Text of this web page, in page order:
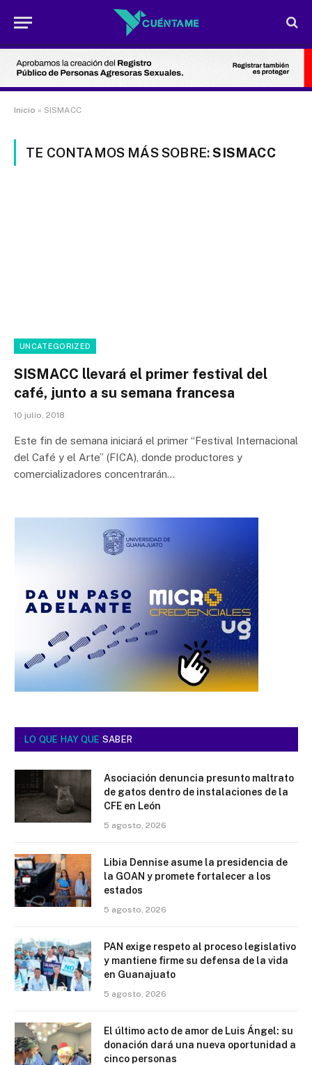
Inicio » SISMACC
TE CONTAMOS MÁS SOBRE:SISMACC
UNCATEGORIZED
SISMACC llevará el primer festival del
café, junto a su semana francesa
10 julio, 2018
Este fin de semana iniciará el primer “Festival Internacional
del Café y el Arte” (FICA), donde productores y
comercializadores concentrarán…
LO QUE HAY QUE SABER
Asociación denuncia presunto maltrato
de gatos dentro de instalaciones de la
CFE en León
5 agosto, 2026
Libia Dennise asume la presidencia de
la GOAN y promete fortalecer a los
estados
5 agosto, 2026
PAN exige respeto al proceso legislativo
y mantiene firme su defensa de la vida
en Guanajuato
5 agosto, 2026
El último acto de amor de Luis Ángel: su
donación dará una nueva oportunidad a
cinco personas